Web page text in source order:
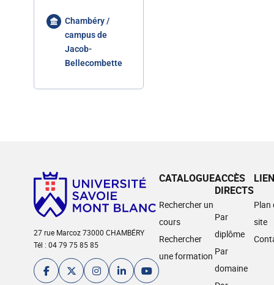
Chambéry /
campus de
Jacob-
Bellecombette
27 rue Marcoz 73000 CHAMBÉRY
Tél : 04 79 75 85 85
CATALOGUE
Rechercher un
cours
Rechercher
une formation
ACCÈS
DIRECTS
Par
diplôme
Par
domaine
Plan
site